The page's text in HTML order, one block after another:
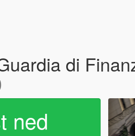
di
ned